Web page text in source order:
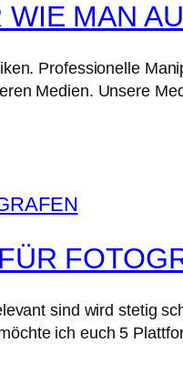
MAN
Professionelle
Medien. Unsere
sind wird stetig
ich euch 5